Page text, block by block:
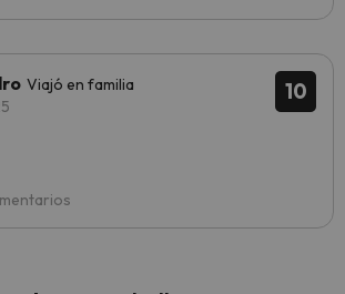
10
Viajó en familia